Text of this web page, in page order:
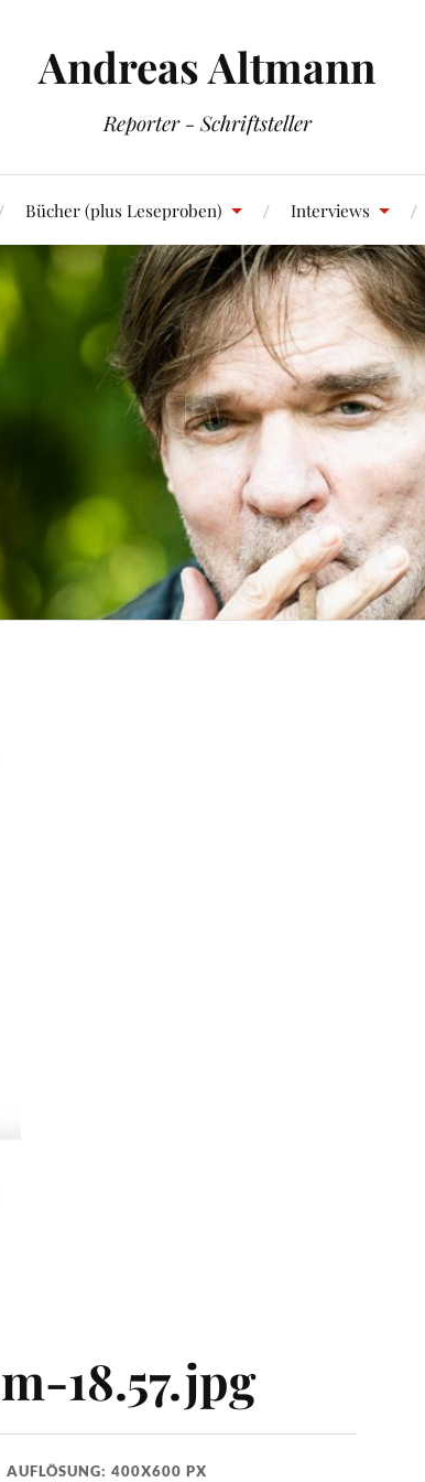
Andreas Altmann
Reporter - Schriftsteller
Bücher (plus Leseproben) Interviews
18.57.jpg
AUFLÖSUNG: 400X600 PX